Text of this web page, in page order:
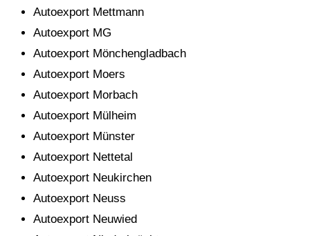
Autoexport Mettmann
Autoexport MG
Autoexport Mönchengladbach
Autoexport Moers
Autoexport Morbach
Autoexport Mülheim
Autoexport Münster
Autoexport Nettetal
Autoexport Neukirchen
Autoexport Neuss
Autoexport Neuwied